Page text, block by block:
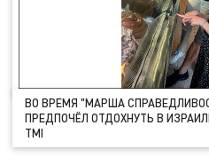
ВО ВРЕМЯ "МАРША
ПРЕДПОЧЁЛ ОТДОХНУТЬ В
TMI